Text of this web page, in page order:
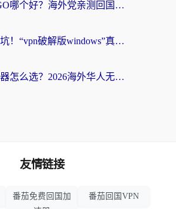
云极和GOGO哪个好？海外党亲测回国加速器选择指南（附iOS免费&Windows VPN实用技巧）
海外党别踩坑！“vpn破解版windows”真的能用？教你选对回国加速器无缝刷国内资源
北美看剧神器怎么选？2026海外华人无缝访问国内资源全攻略
友情链接
番茄免费回国加
番茄回国VPN